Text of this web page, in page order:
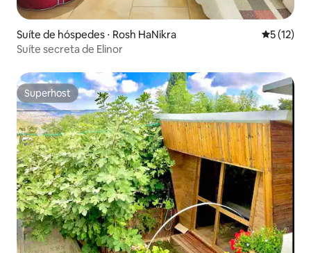
Suíte de hóspedes ⋅ Rosh HaNikra 5 de uma
5 (12)
Suíte secreta de Elinor
Superhost
Superhost